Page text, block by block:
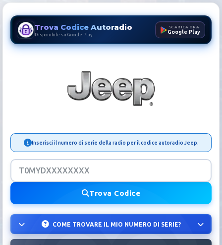
Trova Codice Autoradio
Disponibile su Google Play
SCARICA ORA
Google Play
Inserisci il numero di serie della radio per il codice autoradio Jeep.
Trova Codice
COME TROVARE IL MIO NUMERO DI SERIE?